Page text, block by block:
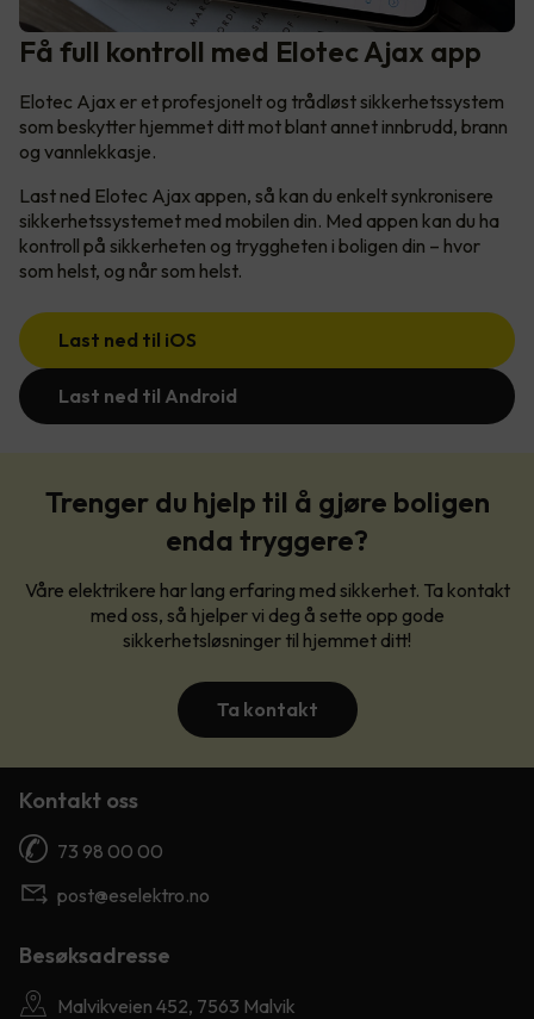
Få full kontroll med Elotec Ajax app
Elotec Ajax er et profesjonelt og trådløst sikkerhetssystem
som beskytter hjemmet ditt mot blant annet innbrudd, brann
og vannlekkasje.
Last ned Elotec Ajax appen, så kan du enkelt synkronisere
sikkerhetssystemet med mobilen din. Med appen kan du ha
kontroll på sikkerheten og tryggheten i boligen din – hvor
som helst, og når som helst.
Last ned til iOS
Last ned til Android
Trenger du hjelp til å gjøre boligen
enda tryggere?
Våre elektrikere har lang erfaring med sikkerhet. Ta kontakt
med oss, så hjelper vi deg å sette opp gode
sikkerhetsløsninger til hjemmet ditt!
Ta kontakt
Kontakt oss
73 98 00 00
post@eselektro.no
Besøksadresse
Malvikveien 452, 7563 Malvik